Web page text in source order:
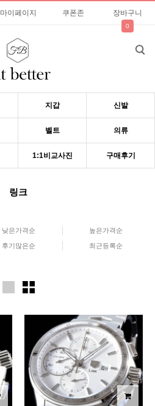
마이페이지 쿠폰존 장바구니
0
지갑 신발
벨트 의류
1:1비교사진 구매후기
링크
낮은가격순 높은가격순
후기많은순 최근등록순